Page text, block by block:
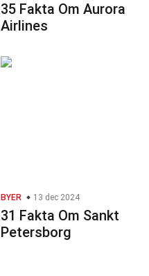
35 Fakta Om Aurora
Airlines
BYER 13 dec 2024
31 Fakta Om Sankt
Petersborg